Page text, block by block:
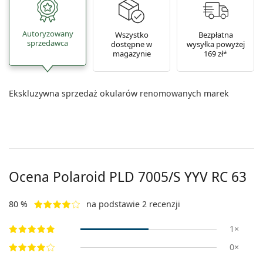
Autoryzowany
sprzedawca
Wszystko
dostępne w
magazynie
Bezpłatna
wysyłka powyżej
169 zł*
Ekskluzywna sprzedaż okularów renomowanych marek
Ocena Polaroid PLD 7005/S YYV RC 63
80 % na podstawie 2 recenzji
1×
0×